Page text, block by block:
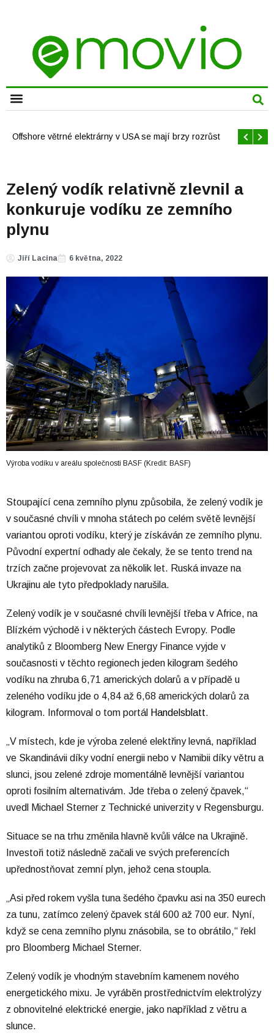
Offshore větrné elektrárny v USA se mají brzy rozrůst
Zelený vodík relativně zlevnil a
konkuruje vodíku ze zemního
plynu
Jiří Lacina 6 května, 2022
Výroba vodíku v areálu společnosti BASF (Kredit: BASF)
Stoupající cena zemního plynu způsobila, že zelený vodík je
v současné chvíli v mnoha státech po celém světě levnější
variantou oproti vodíku, který je získáván ze zemního plynu.
Původní expertní odhady ale čekaly, že se tento trend na
trzích začne projevovat za několik let. Ruská invaze na
Ukrajinu ale tyto předpoklady narušila.
Zelený vodík je v současné chvíli levnější třeba v Africe, na
Blízkém východě i v některých částech Evropy. Podle
analytiků z Bloomberg New Energy Finance vyjde v
současnosti v těchto regionech jeden kilogram šedého
vodíku na zhruba 6,71 amerických dolarů a v případě u
zeleného vodíku jde o 4,84 až 6,68 amerických dolarů za
kilogram. Informoval o tom portál Handelsblatt.
„V místech, kde je výroba zelené elektřiny levná, například
ve Skandinávii díky vodní energii nebo v Namibii díky větru a
slunci, jsou zelené zdroje momentálně levnější variantou
oproti fosilním alternativám. Jde třeba o zelený čpavek,“
uvedl Michael Sterner z Technické univerzity v Regensburgu.
Situace se na trhu změnila hlavně kvůli válce na Ukrajině.
Investoři totiž následně začali ve svých preferencích
upřednostňovat zemní plyn, jehož cena stoupla.
„Asi před rokem vyšla tuna šedého čpavku asi na 350 eurech
za tunu, zatímco zelený čpavek stál 600 až 700 eur. Nyní,
když se cena zemního plynu znásobila, se to obrátilo,“ řekl
pro Bloomberg Michael Sterner.
Zelený vodík je vhodným stavebním kamenem nového
energetického mixu. Je vyráběn prostřednictvím elektrolýzy
z obnovitelné elektrické energie, jako například z větru a
slunce.